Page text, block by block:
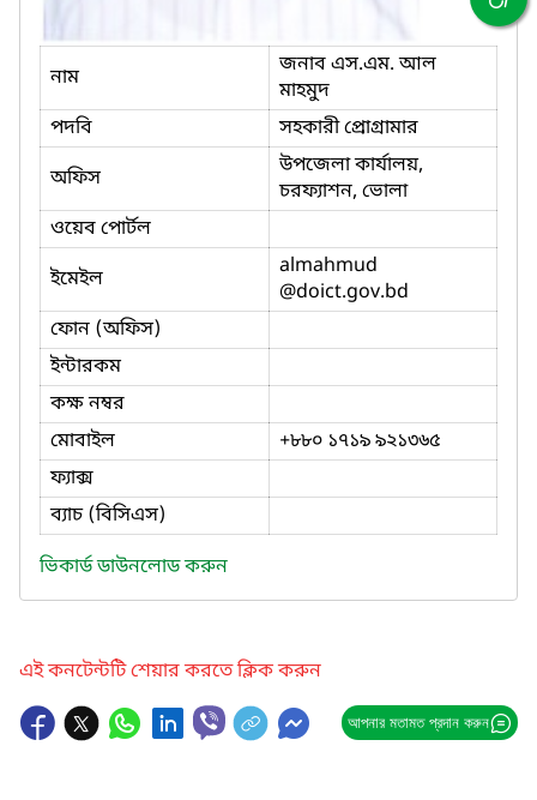
নাম
জনাব এস.এম. আল
মাহমুদ
পদবি
সহকারী প্রোগ্রামার
অফিস
উপজেলা কার্যালয়,
চরফ্যাশন, ভোলা
ওয়েব পোর্টল
ইমেইল
almahmud
@doict.gov.bd
ফোন (অফিস)
ইন্টারকম
কক্ষ নম্বর
মোবাইল
+৮৮০ ১৭১৯ ৯২১৩৬৫
ফ্যাক্স
ব্যাচ (বিসিএস)
ভিকার্ড ডাউনলোড করুন
এই কনটেন্টটি শেয়ার করতে ক্লিক করুন
আপনার মতামত প্রদান করুন